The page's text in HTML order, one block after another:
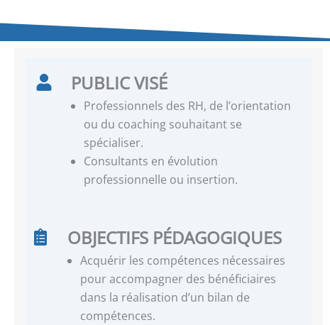
PUBLIC VISÉ
Professionnels des RH, de l’orientation
ou du coaching souhaitant se
spécialiser.
Consultants en évolution
professionnelle ou insertion.
OBJECTIFS PÉDAGOGIQUES
Acquérir les compétences nécessaires
pour accompagner des bénéficiaires
dans la réalisation d’un bilan de
compétences.